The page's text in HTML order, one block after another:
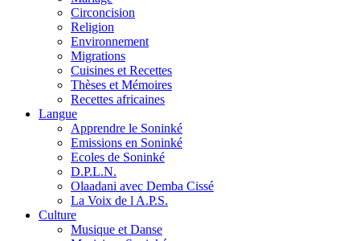
Circoncision
Religion
Environnement
Migrations
Cuisines et Recettes
Thèses et Mémoires
Recettes africaines
Langue
Apprendre le Soninké
Emissions en Soninké
Ecoles de Soninké
D.P.L.N.
Olaadani avec Demba Cissé
La Voix de l A.P.S.
Culture
Musique et Danse